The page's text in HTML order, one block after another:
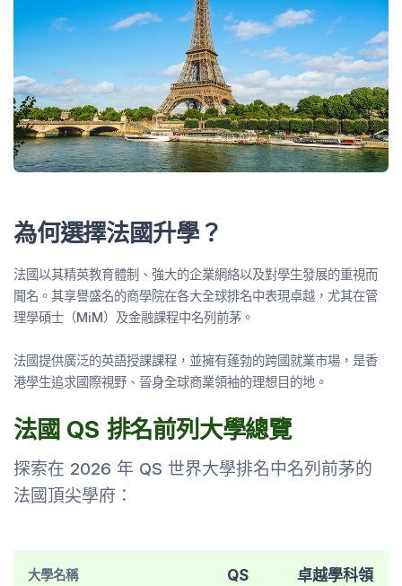
為何選擇法國升學？
法國以其精英教育體制、強大的企業網絡以及對學生發展的重視而
聞名。其享譽盛名的商學院在各大全球排名中表現卓越，尤其在管
理學碩士（MiM）及金融課程中名列前茅。
法國提供廣泛的英語授課課程，並擁有蓬勃的跨國就業市場，是香
港學生追求國際視野、晉身全球商業領袖的理想目的地。
法國 QS 排名前列大學總覽
探索在 2026 年 QS 世界大學排名中名列前茅的
法國頂尖學府：
大學名稱
QS
卓越學科領